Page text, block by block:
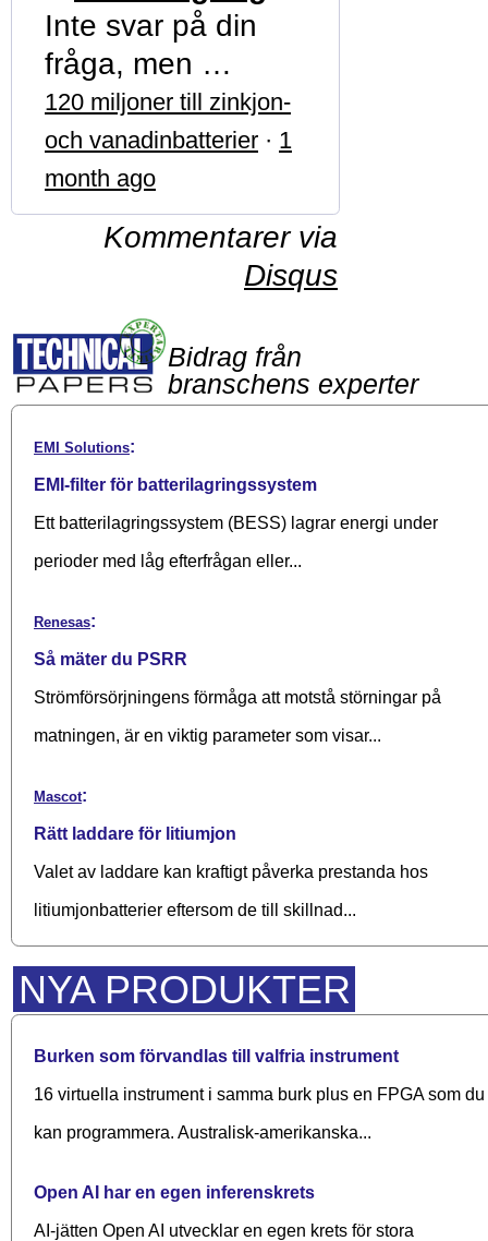
Inte svar på din
fråga, men …
120 miljoner till zinkjon-
och vanadinbatterier · 1
month ago
Kommentarer via
Disqus
Bidrag från
branschens experter
EMI Solutions:
EMI-filter för batterilagringssystem
Ett batterilagringssystem (BESS) lagrar energi under
perioder med låg efterfrågan eller...
Renesas:
Så mäter du PSRR
Strömförsörjningens förmåga att motstå störningar på
matningen, är en viktig parameter som visar...
Mascot:
Rätt laddare för litiumjon
Valet av laddare kan kraftigt påverka prestanda hos
litiumjonbatterier eftersom de till skillnad...
NYA PRODUKTER
Burken som förvandlas till valfria instrument
16 virtuella instrument i samma burk plus en FPGA som du
kan programmera. Australisk-amerikanska...
Open AI har en egen inferenskrets
AI-jätten Open AI utvecklar en egen krets för stora